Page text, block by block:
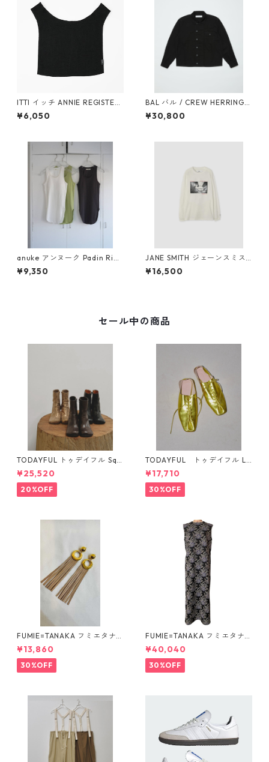
ITTI イッチ ANNIE REGISTER
BAG - M / CERATO BRIGHT(B
LK)
¥6,050
BAL バル / CREW HERRINGB
ONE OVER SHIRT (BLACK)
¥30,800
anuke アンヌーク Padin Rib
Tanktop 62610609
¥9,350
JANE SMITH ジェーンスミス I
VORY SERRA REDONDO BE
ACH, CA L/S T-SHIRT (WHT)
¥16,500
セール中の商品
TODAYFUL トゥデイフル Squ
are Short Boots 12321008 1
2521006
¥25,520
20%OFF
TODAYFUL トゥデイフル La
ceup Leather Shoes 1232101
1
¥17,710
30%OFF
FUMIE=TANAKA フミエタナ
カ ring fringe earring F23A
-55 NU
¥13,860
30%OFF
FUMIE=TANAKA フミエタナ
カ flower JQ OP (BLK)F25S-
13
¥40,040
30%OFF